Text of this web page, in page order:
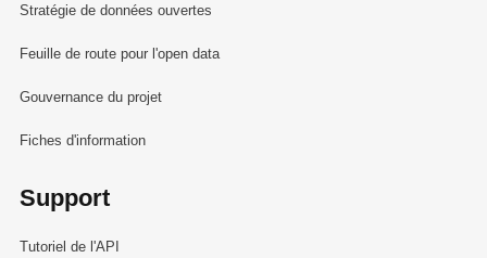
Stratégie de données ouvertes
Feuille de route pour l'open data
Gouvernance du projet
Fiches d'information
Support
Tutoriel de l'API